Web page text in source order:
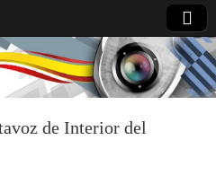
de Interior del